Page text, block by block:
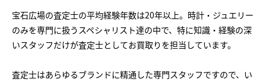
宝石広場の査定士の平均経験年数は20年以上。時計・ジュエリー
のみを専門に扱うスペシャリスト達の中で、特に知識・経験の深
いスタッフだけが査定士としてお買取りを担当しています。
査定士はあらゆるブランドに精通した専門スタッフですので、い